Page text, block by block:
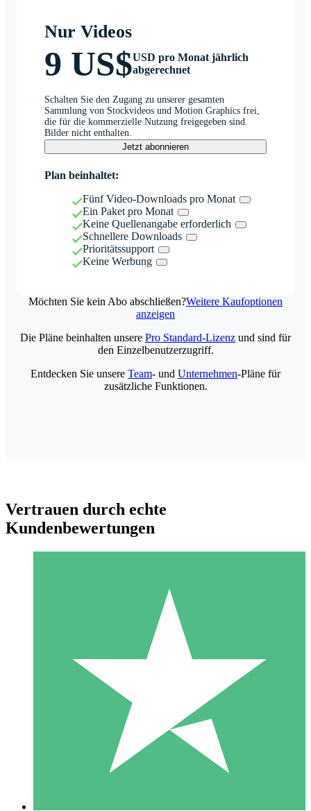
Nur Videos
9 US$USD pro Monat jährlich
abgerechnet
Schalten Sie den Zugang zu unserer gesamten
Sammlung von Stockvideos und Motion Graphics frei,
die für die kommerzielle Nutzung freigegeben sind.
Bilder nicht enthalten.
Jetzt abonnieren
Plan beinhaltet:
Fünf Video-Downloads pro Monat
Ein Paket pro Monat
Keine Quellenangabe erforderlich
Schnellere Downloads
Prioritätssupport
Keine Werbung
Möchten Sie kein Abo abschließen?Weitere Kaufoptionen
anzeigen
Individuelle Credit-Pakete
Zahlen Sie nach Bedarf mit Download-Credits. Keine
monatliche Verpflichtung erforderlich.
10 00
Die Pläne beinhalten unsere Pro Standard-Lizenz und sind für
den Einzelbenutzerzugriff.
Entdecken Sie unsere Team- und Unternehmen-Pläne für
zusätzliche Funktionen.
Vertrauen durch echte
Kundenbewertungen